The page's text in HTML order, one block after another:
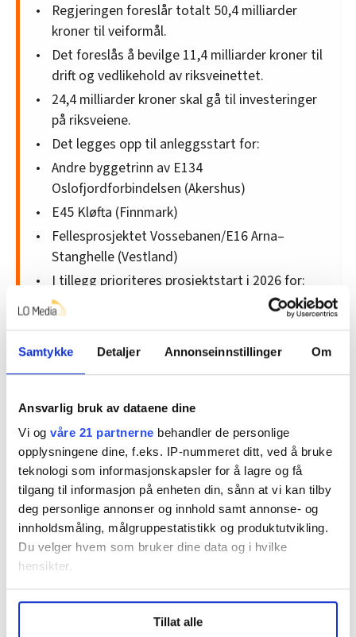
Samtykke Detaljer Annonseinnstillinger Om
Ansvarlig bruk av dataene dine
Vi og våre 21 partnerne behandler de personlige
opplysningene dine, f.eks. IP-nummeret ditt, ved å bruke
teknologi som informasjonskapsler for å lagre og få
tilgang til informasjon på enheten din, sånn at vi kan tilby
deg personlige annonser og innhold samt annonse- og
innholdsmåling, målgruppestatistikk og produktutvikling.
Du velger hvem som bruker dine data og i hvilke
hensikter.
Undermer infokan du lese om hvordan dine personlige
data behandles og hvordan du kan velge hvordan de skal
Tillat alle
Regjeringen foreslår totalt 50,4 milliarder
kroner til veiformål.
Det foreslås å bevilge 11,4 milliarder kroner til
drift og vedlikehold av riksveinettet.
24,4 milliarder kroner skal gå til investeringer
på riksveiene.
Det legges opp til anleggsstart for:
Andre byggetrinn av E134
Oslofjordforbindelsen (Akershus)
E45 Kløfta (Finnmark)
Fellesprosjektet Vossebanen/E16 Arna–
Stanghelle (Vestland)
I tillegg prioriteres prosjektstart i 2026 for:
E39 Figgjo–Ålgård (Rogaland)
Kilde:Statsbudsjettet 2026
Flom og skred i statsbudsjettet:
Regjeringen foreslår å bevilge 782 millioner
kroner til NVEs arbeid med sikringstiltak og
andre forebyggende tiltak mot flom- og
skredskader.
Bevilgningene til Norges vassdrags- og
energidirektorat (NVE) innebærer en økning
på 180 millioner kroner sammenlignet med
saldert budsjett for 2025.
Økningen inkluderer: